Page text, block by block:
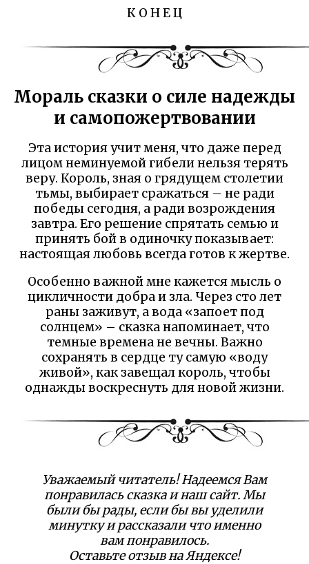
К О Н Е Ц
Мораль сказки о силе надежды
и самопожертвовании
Эта история учит меня, что даже перед
лицом неминуемой гибели нельзя терять
веру. Король, зная о грядущем столетии
тьмы, выбирает сражаться – не ради
победы сегодня, а ради возрождения
завтра. Его решение спрятать семью и
принять бой в одиночку показывает:
настоящая любовь всегда готов к жертве.
Особенно важной мне кажется мысль о
цикличности добра и зла. Через сто лет
раны заживут, а вода «запоет под
солнцем» – сказка напоминает, что
темные времена не вечны. Важно
сохранять в сердце ту самую «воду
живой», как завещал король, чтобы
однажды воскреснуть для новой жизни.
Уважаемый читатель! Надеемся Вам
понравилась сказка и наш сайт. Мы
были бы рады, если бы вы уделили
минутку и рассказали что именно
вам понравилось.
Оставьте отзыв на Яндексе!